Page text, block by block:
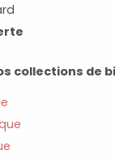
collections de